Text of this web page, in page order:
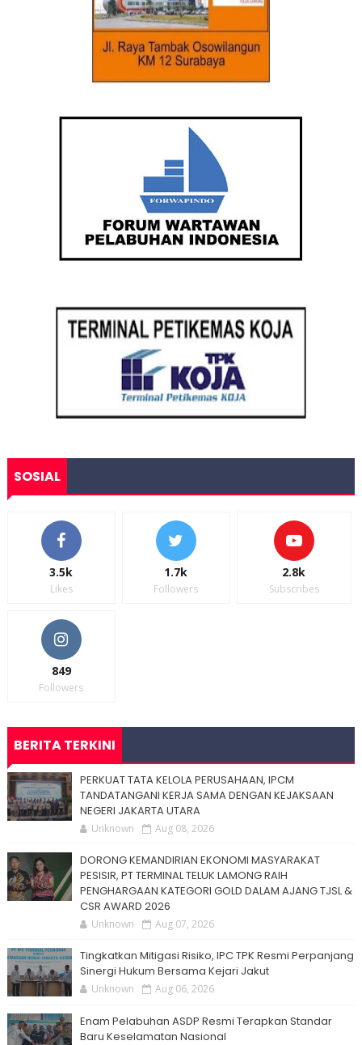
SOSIAL
3.5k
Likes
1.7k
Followers
2.8k
Subscribes
849
Followers
BERITA TERKINI
PERKUAT TATA KELOLA PERUSAHAAN, IPCM
TANDATANGANI KERJA SAMA DENGAN KEJAKSAAN
NEGERI JAKARTA UTARA
Unknown Aug 08, 2026
DORONG KEMANDIRIAN EKONOMI MASYARAKAT
PESISIR, PT TERMINAL TELUK LAMONG RAIH
PENGHARGAAN KATEGORI GOLD DALAM AJANG TJSL &
CSR AWARD 2026
Unknown Aug 07, 2026
Tingkatkan Mitigasi Risiko, IPC TPK Resmi Perpanjang
Sinergi Hukum Bersama Kejari Jakut
Unknown Aug 06, 2026
Enam Pelabuhan ASDP Resmi Terapkan Standar
Baru Keselamatan Nasional